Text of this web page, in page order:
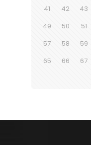
41
42 43
49
50 51
57
58 59
65
66 67